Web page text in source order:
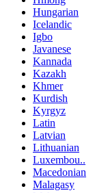
Hungarian
Icelandic
Igbo
Javanese
Kannada
Kazakh
Khmer
Kurdish
Kyrgyz
Latin
Latvian
Lithuanian
Luxembou..
Macedonian
Malagasy